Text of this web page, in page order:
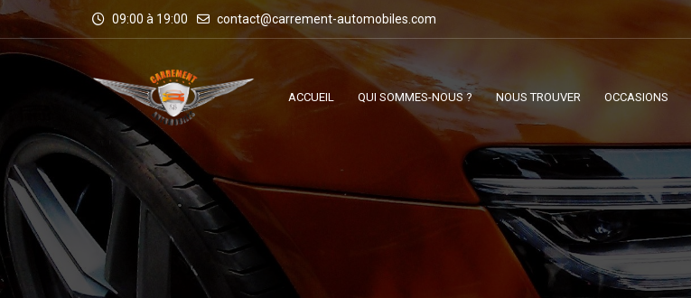
09:00 à 19:00 contact@carrement-automobiles.com
ACCUEIL QUI SOMMES-NOUS ? NOUS TROUVER OCCASIONS